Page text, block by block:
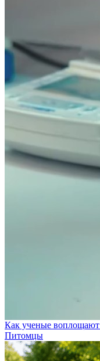
Как ученые воплощают
Питомцы